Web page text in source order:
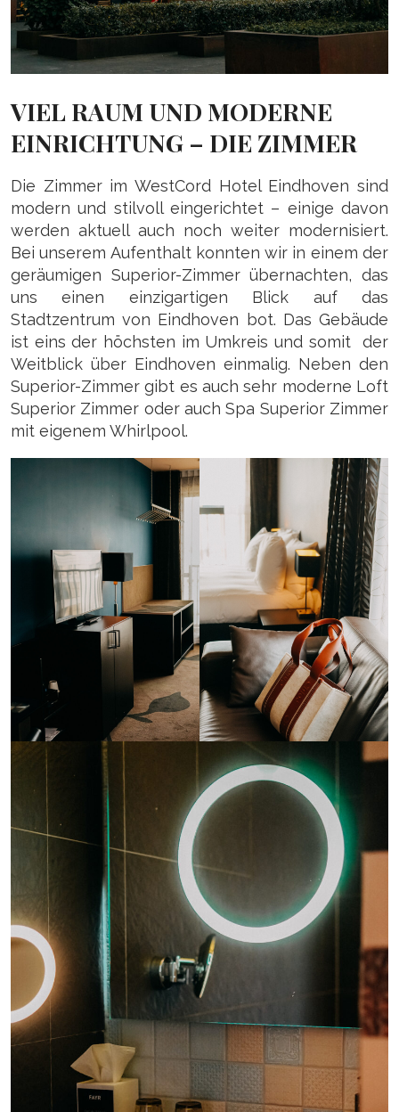
VIEL RAUM UND MODERNE
EINRICHTUNG – DIE ZIMMER
Die Zimmer im WestCord Hotel Eindhoven sind
modern und stilvoll eingerichtet – einige davon
werden aktuell auch noch weiter modernisiert.
Bei unserem Aufenthalt konnten wir in einem der
geräumigen Superior-Zimmer übernachten, das
uns einen einzigartigen Blick auf das
Stadtzentrum von Eindhoven bot. Das Gebäude
ist eins der höchsten im Umkreis und somit der
Weitblick über Eindhoven einmalig. Neben den
Superior-Zimmer gibt es auch sehr moderne Loft
Superior Zimmer oder auch Spa Superior Zimmer
mit eigenem Whirlpool.